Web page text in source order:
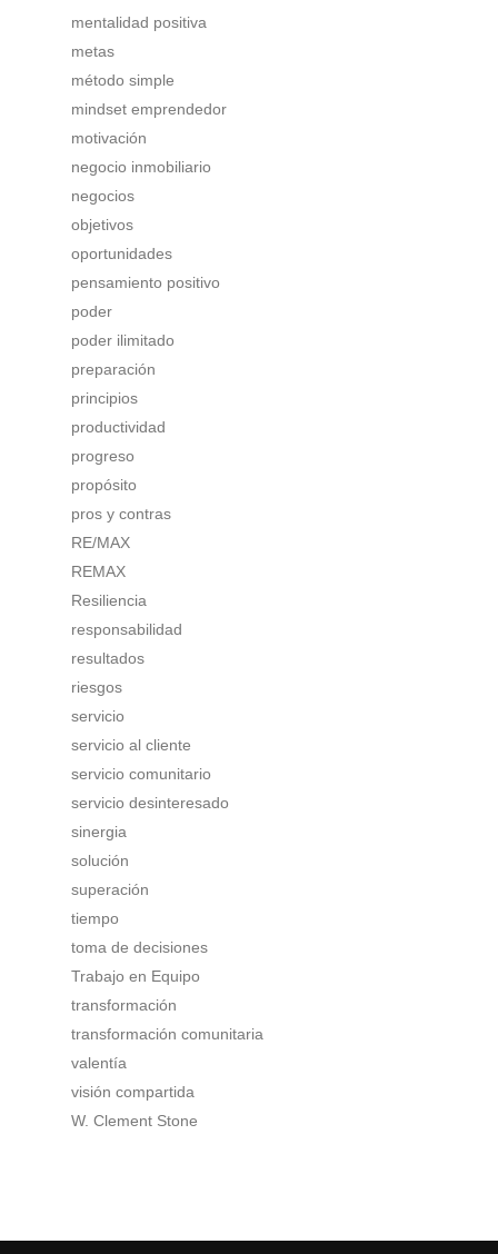
mentalidad positiva
metas
método simple
mindset emprendedor
motivación
negocio inmobiliario
negocios
objetivos
oportunidades
pensamiento positivo
poder
poder ilimitado
preparación
principios
productividad
progreso
propósito
pros y contras
RE/MAX
REMAX
Resiliencia
responsabilidad
resultados
riesgos
servicio
servicio al cliente
servicio comunitario
servicio desinteresado
sinergia
solución
superación
tiempo
toma de decisiones
Trabajo en Equipo
transformación
transformación comunitaria
valentía
visión compartida
W. Clement Stone